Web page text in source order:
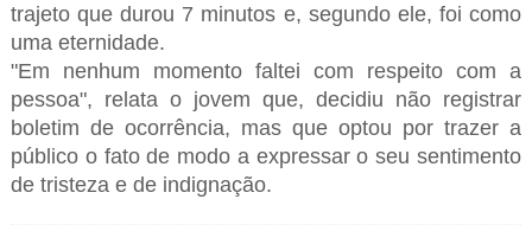
trajeto que durou 7 minutos e, segundo ele, foi como
uma eternidade.
"Em nenhum momento faltei com respeito com a
pessoa", relata o jovem que, decidiu não registrar
boletim de ocorrência, mas que optou por trazer a
público o fato de modo a expressar o seu sentimento
de tristeza e de indignação.